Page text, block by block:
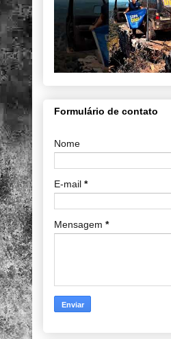
Formulário de contato
Nome
E-mail *
Mensagem *